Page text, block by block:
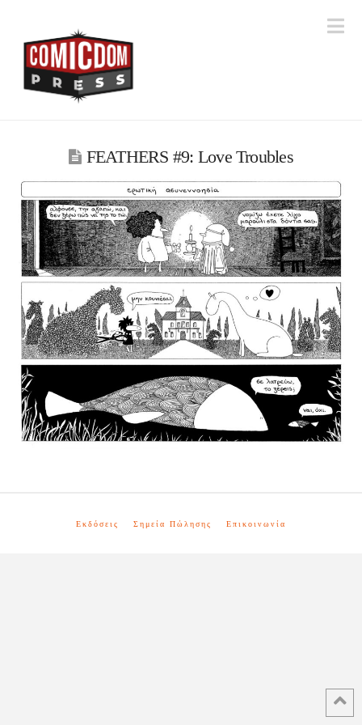
FEATHERS #9: Love Troubles
Εκδόσεις Σημεία Πώλησης Επικοινωνία